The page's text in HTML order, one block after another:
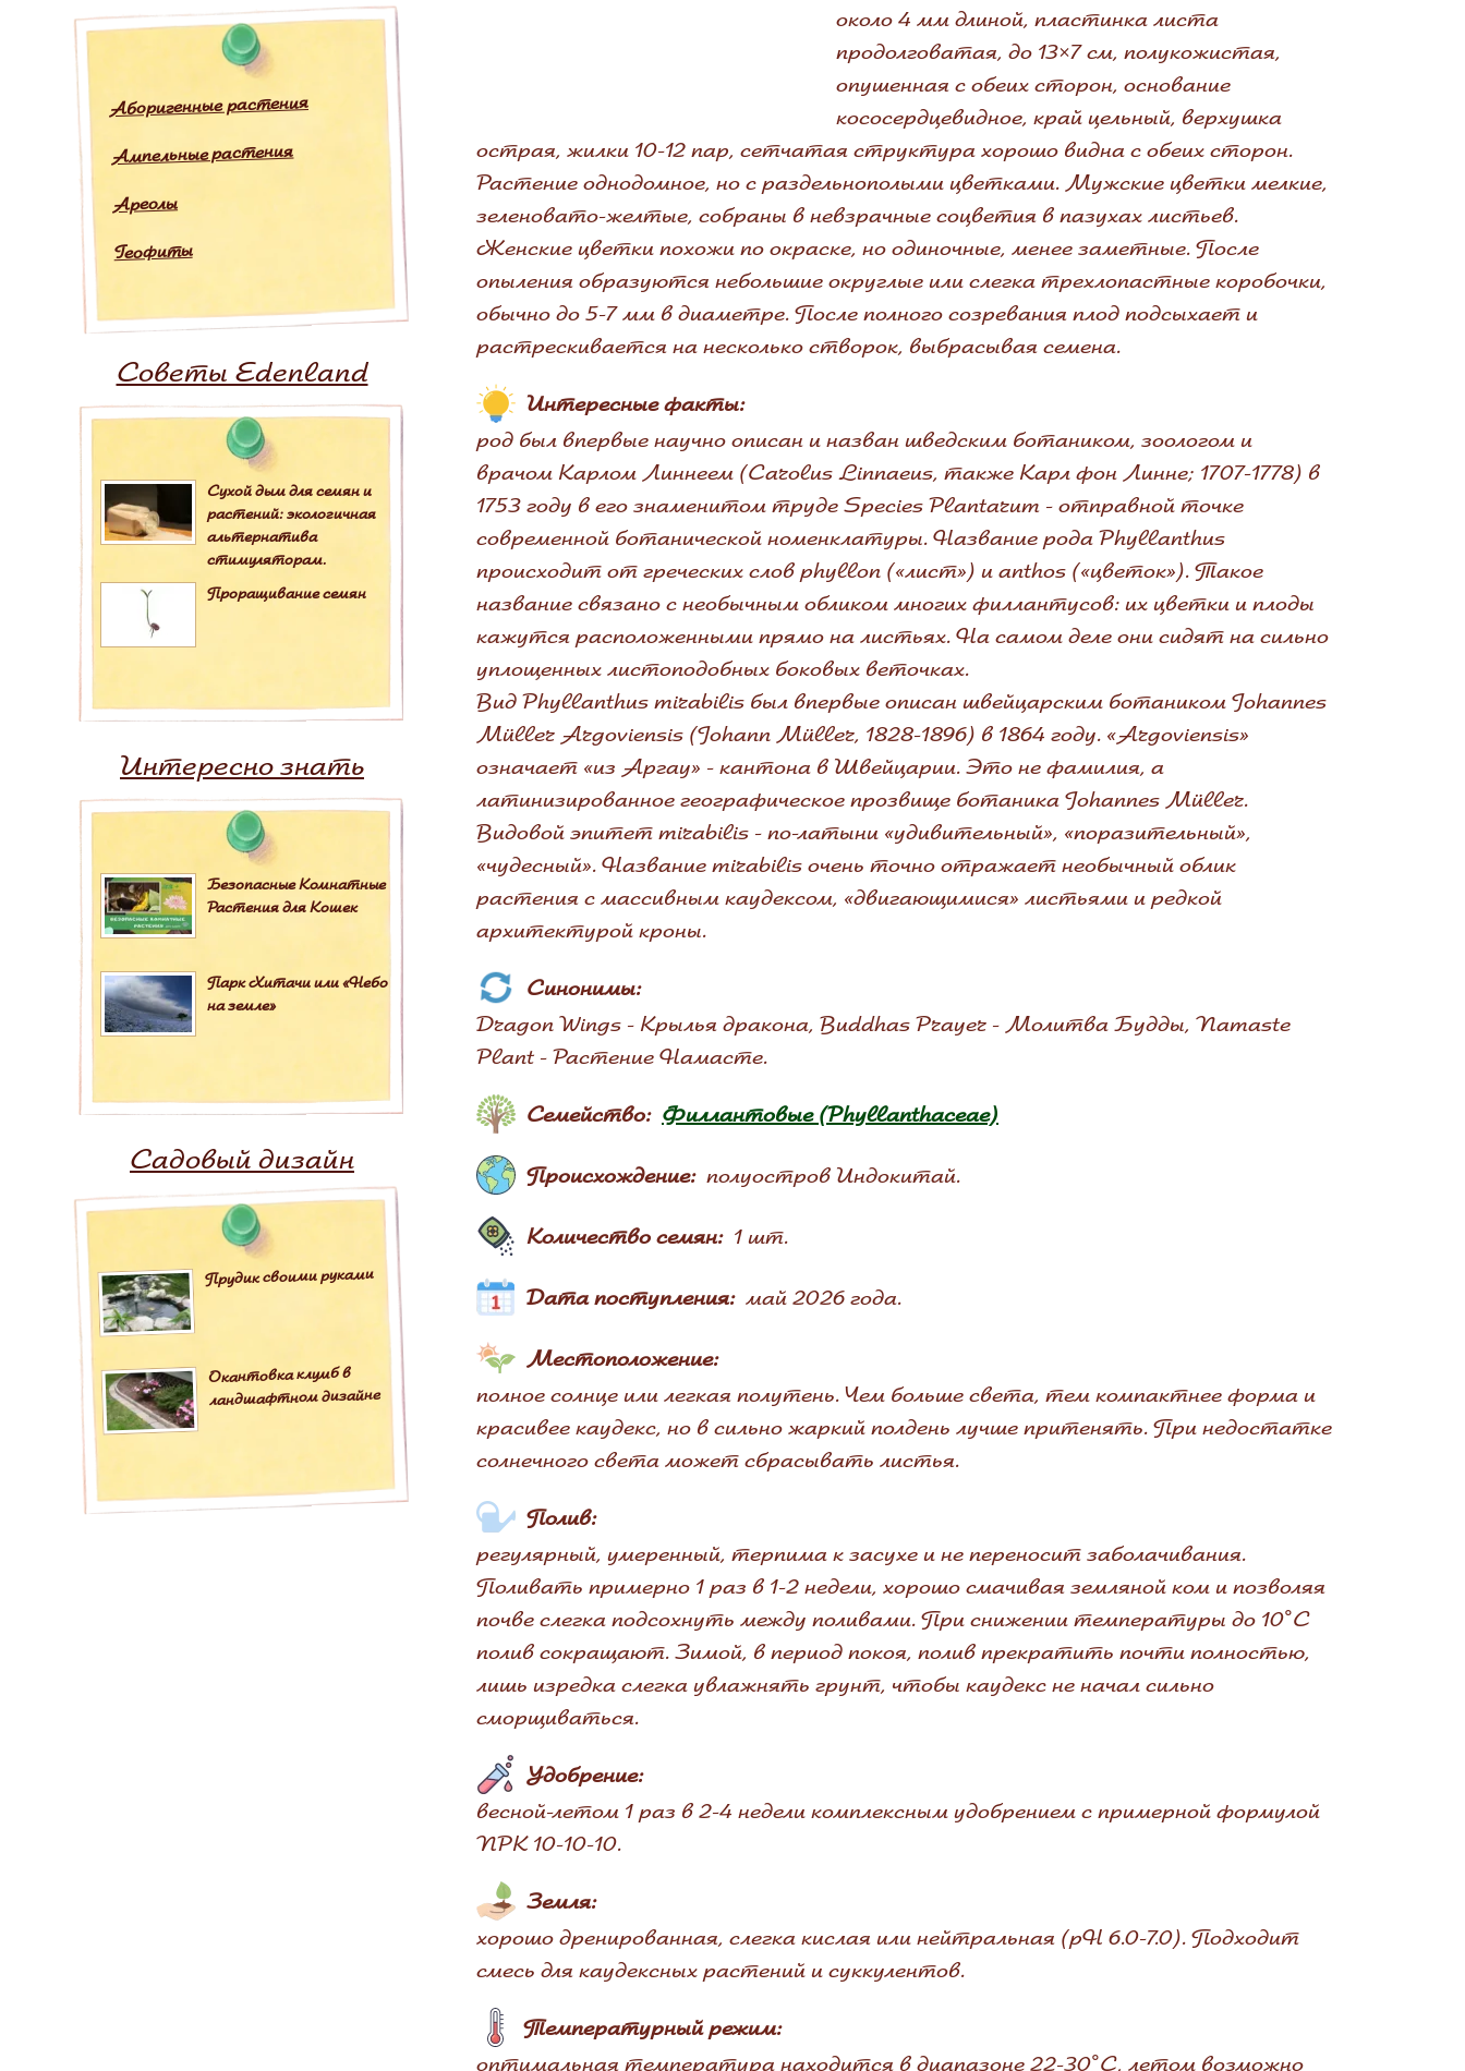
Аборигенные растения
Ампельные растения
Ареолы
Геофиты
Советы Edenland
Сухой дым для семян и
растений: экологичная
альтернатива
стимуляторам.
Проращивание семян
Интересно знать
Безопасные Комнатные
Растения для Кошек
Парк Хитачи или «Небо
на земле»
Садовый дизайн
Прудик своими руками
Окантовка клумб в
ландшафтном дизайне
около 4 мм длиной, пластинка листа
продолговатая, до 13×7 см, полукожистая,
опушенная с обеих сторон, основание
кососердцевидное, край цельный, верхушка
острая, жилки 10-12 пар, сетчатая структура хорошо видна с обеих сторон.
Растение однодомное, но с раздельнополыми цветками. Мужские цветки мелкие,
зеленовато-желтые, собраны в невзрачные соцветия в пазухах листьев.
Женские цветки похожи по окраске, но одиночные, менее заметные. После
опыления образуются небольшие округлые или слегка трехлопастные коробочки,
обычно до 5-7 мм в диаметре. После полного созревания плод подсыхает и
растрескивается на несколько створок, выбрасывая семена.
Интересные факты:
род был впервые научно описан и назван шведским ботаником, зоологом и
врачом Карлом Линнеем (Carolus Linnaeus, также Карл фон Линне; 1707-1778) в
1753 году в его знаменитом труде Species Plantarum - отправной точке
современной ботанической номенклатуры. Название рода Phyllanthus
происходит от греческих слов phyllon («лист») и anthos («цветок»). Такое
название связано с необычным обликом многих филлантусов: их цветки и плоды
кажутся расположенными прямо на листьях. На самом деле они сидят на сильно
уплощенных листоподобных боковых веточках.
Вид Phyllanthus mirabilis был впервые описан швейцарским ботаником Johannes
Müller Argoviensis (Johann Müller, 1828-1896) в 1864 году. «Argoviensis»
означает «из Аргау» - кантона в Швейцарии. Это не фамилия, а
латинизированное географическое прозвище ботаника Johannes Müller.
Видовой эпитет mirabilis - по-латыни «удивительный», «поразительный»,
«чудесный». Название mirabilis очень точно отражает необычный облик
растения с массивным каудексом, «двигающимися» листьями и редкой
архитектурой кроны.
Синонимы:
Dragon Wings - Крылья дракона, Buddhas Prayer - Молитва Будды, Namaste
Plant - Растение Намасте.
Семейство: Филлантовые (Phyllanthaceae)
Происхождение: полуостров Индокитай.
Количество семян: 1 шт.
Дата поступления: май 2026 года.
Местоположение:
полное солнце или легкая полутень. Чем больше света, тем компактнее форма и
красивее каудекс, но в сильно жаркий полдень лучше притенять. При недостатке
солнечного света может сбрасывать листья.
Полив:
регулярный, умеренный, терпима к засухе и не переносит заболачивания.
Поливать примерно 1 раз в 1-2 недели, хорошо смачивая земляной ком и позволяя
почве слегка подсохнуть между поливами. При снижении температуры до 10°С
полив сокращают. Зимой, в период покоя, полив прекратить почти полностью,
лишь изредка слегка увлажнять грунт, чтобы каудекс не начал сильно
сморщиваться.
Удобрение:
весной-летом 1 раз в 2-4 недели комплексным удобрением с примерной формулой
NPK 10-10-10.
Земля:
хорошо дренированная, слегка кислая или нейтральная (pH 6.0-7.0). Подходит
смесь для каудексных растений и суккулентов.
Температурный режим:
оптимальная температура находится в диапазоне 22-30°C, летом возможно